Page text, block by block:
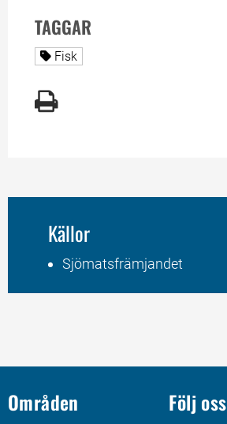
TAGGAR
Alla sidor taggade med
Fisk
Källor
Sjömatsfrämjandet
Områden Följ oss